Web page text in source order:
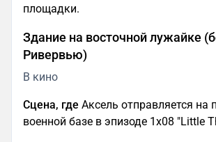
площадки.
Здание на восточной лужайке
Ривервью)
В кино
Сцена, где Аксель отправляется на
военной базе в эпизоде 1x08 "Little